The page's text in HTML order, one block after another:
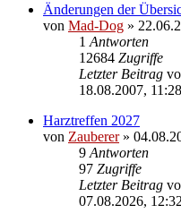
Änderungen der
von Mad-Dog »
1 Antworten
12684 Zugriffe
Letzter Beitrag
18.08.2007, 11:28
Harztreffen 2027
von Zauberer»
9 Antworten
97 Zugriffe
Letzter Beitrag
07.08.2026, 12:32